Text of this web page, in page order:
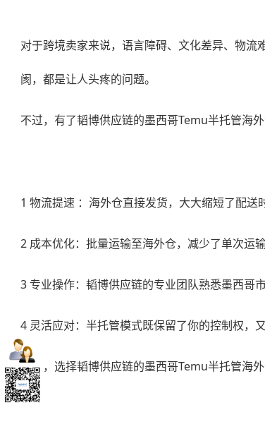
对于跨境卖家来说，语言障碍、文化差异、物
阂，都是让人头疼的问题。
不过，有了韬博供应链的墨西哥Temu半托管海
1 物流提速 ：海外仓直接发货，大大缩短了配送
2 成本优化：批量运输至海外仓，减少了单次运
3 专业操作：韬博供应链的专业团队熟悉墨西哥
4 灵活应对：半托管模式既保留了你的控制权，
总之，选择韬博供应链的墨西哥Temu半托管海